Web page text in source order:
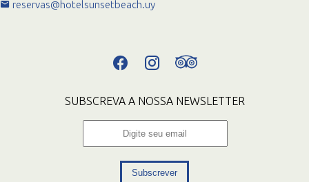
reservas@hotelsunsetbeach.uy
SUBSCREVA A NOSSA NEWSLETTER
Subscrever